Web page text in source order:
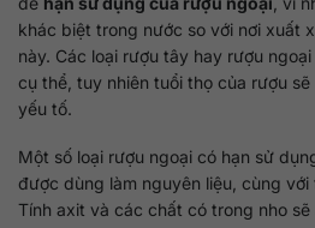
khác biệt trong nước so với nơi xuất
này. Các loại rượu tây hay rượu
cụ thể, tuy nhiên tuổi thọ của rượu
yếu tố.
Một số loại rượu ngoại có hạn sử
được dùng làm nguyên liệu, cùng với
Tính axit và các chất có trong nho